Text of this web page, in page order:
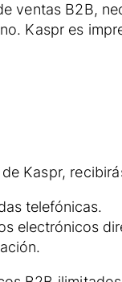
ventas B2B,
Kaspr es
Kaspr,
telefónicas.
electrónicos